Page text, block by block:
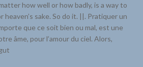
how well or how badly, is a way to
heaven’s sake. So do it. ||. Pratiquer un
que ce soit bien ou mal, est une
âme, pour l’amour du ciel. Alors,